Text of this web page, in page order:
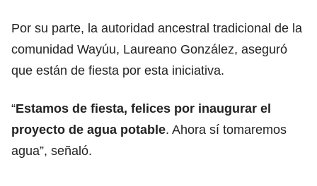
Por su parte, la autoridad ancestral tradicional de la
comunidad Wayúu, Laureano González, aseguró
que están de fiesta por esta iniciativa.
“Estamos de fiesta, felices por inaugurar el
proyecto de agua potable. Ahora sí tomaremos
agua”, señaló.